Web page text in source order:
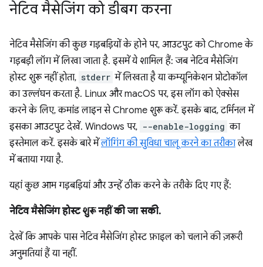
नेटिव मैसेजिंग को डीबग करना
नेटिव मैसेजिंग की कुछ गड़बड़ियों के होने पर, आउटपुट को Chrome के
गड़बड़ी लॉग में लिखा जाता है. इसमें ये शामिल हैं: जब नेटिव मैसेजिंग
होस्ट शुरू नहीं होता, stderr में लिखता है या कम्यूनिकेशन प्रोटोकॉल
का उल्लंघन करता है. Linux और macOS पर, इस लॉग को ऐक्सेस
करने के लिए, कमांड लाइन से Chrome शुरू करें. इसके बाद, टर्मिनल में
इसका आउटपुट देखें. Windows पर, --enable-logging का
इस्तेमाल करें. इसके बारे मेंलॉगिंग की सुविधा चालू करने का तरीकालेख
में बताया गया है.
यहां कुछ आम गड़बड़ियां और उन्हें ठीक करने के तरीके दिए गए हैं:
नेटिव मैसेजिंग होस्ट शुरू नहीं की जा सकी.
देखें कि आपके पास नेटिव मैसेजिंग होस्ट फ़ाइल को चलाने की ज़रूरी
अनुमतियां हैं या नहीं.